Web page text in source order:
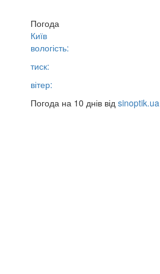
Погода
Київ
вологість:
тиск:
вітер:
Погода на 10 днів від sinoptik.ua